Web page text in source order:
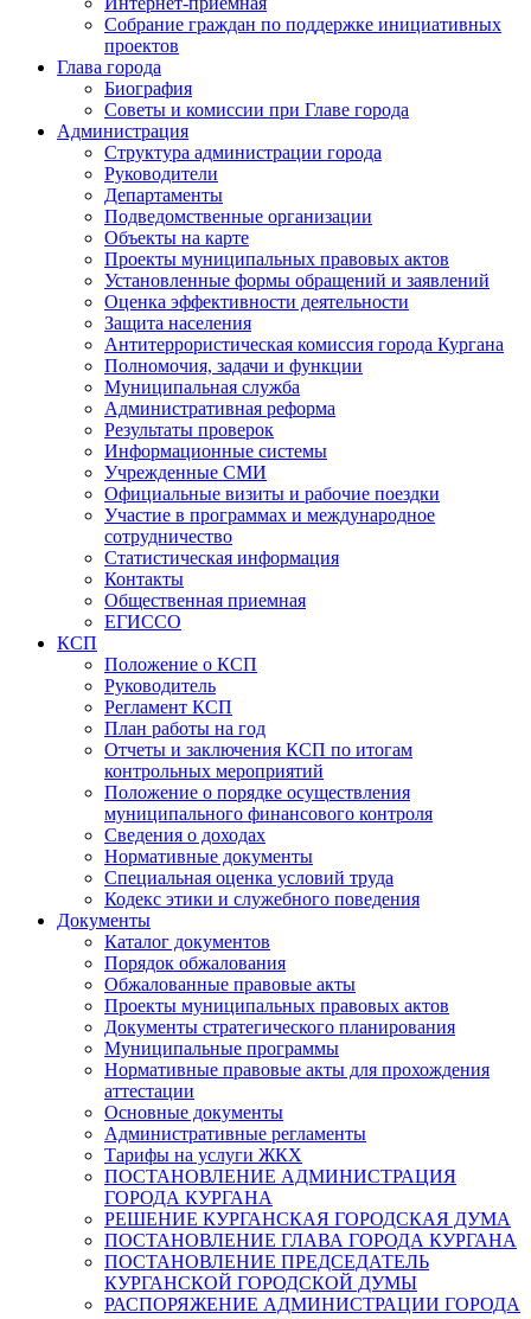
Собрание граждан по поддержке инициативных
проектов
Глава города
Биография
Советы и комиссии при Главе города
Администрация
Структура администрации города
Руководители
Департаменты
Подведомственные организации
Объекты на карте
Проекты муниципальных правовых актов
Установленные формы обращений и заявлений
Оценка эффективности деятельности
Защита населения
Антитеррористическая комиссия города Кургана
Полномочия, задачи и функции
Муниципальная служба
Административная реформа
Результаты проверок
Информационные системы
Учрежденные СМИ
Официальные визиты и рабочие поездки
Участие в программах и международное
сотрудничество
Статистическая информация
Контакты
Общественная приемная
ЕГИССО
КСП
Положение о КСП
Руководитель
Регламент КСП
План работы на год
Отчеты и заключения КСП по итогам
контрольных мероприятий
Положение о порядке осуществления
муниципального финансового контроля
Сведения о доходах
Нормативные документы
Специальная оценка условий труда
Кодекс этики и служебного поведения
Документы
Каталог документов
Порядок обжалования
Обжалованные правовые акты
Проекты муниципальных правовых актов
Документы стратегического планирования
Муниципальные программы
Нормативные правовые акты для прохождения
аттестации
Основные документы
Административные регламенты
Тарифы на услуги ЖКХ
ПОСТАНОВЛЕНИЕ АДМИНИСТРАЦИЯ
ГОРОДА КУРГАНА
РЕШЕНИЕ КУРГАНСКАЯ ГОРОДСКАЯ ДУМА
ПОСТАНОВЛЕНИЕ ГЛАВА ГОРОДА КУРГАНА
ПОСТАНОВЛЕНИЕ ПРЕДСЕДАТЕЛЬ
КУРГАНСКОЙ ГОРОДСКОЙ ДУМЫ
РАСПОРЯЖЕНИЕ АДМИНИСТРАЦИИ ГОРОДА